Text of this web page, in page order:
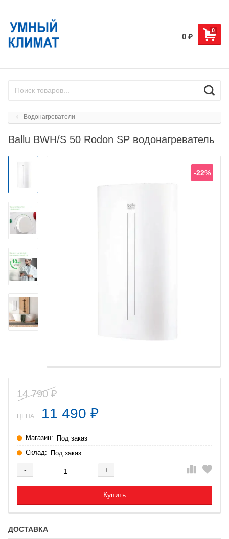
0
0 ₽
Водонагреватели
Ballu BWH/S 50 Rodon SP водонагреватель
-22%
14 790 ₽
ЦЕНА: 11 490 ₽
Магазин: Под заказ
Склад: Под заказ
- +
Добавляется...
Купить
Добавлен
ДОСТАВКА